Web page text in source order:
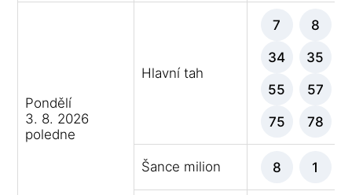
Pondělí
3. 8. 2026
poledne
Hlavní tah
7 8
34 35
55 57
75 78
Šance milion 8 1